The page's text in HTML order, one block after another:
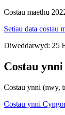
Costau maethu
Setiau data costau
Diweddarwyd: 25
Costau ynni
Costau ynni (nwy,
Costau ynni